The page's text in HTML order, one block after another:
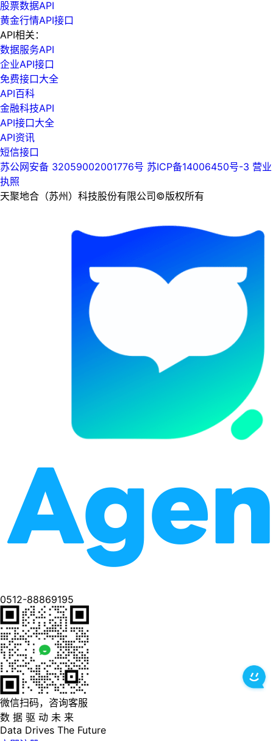
股票数据API
黄金行情API接口
API相关：
数据服务API
企业API接口
免费接口大全
API百科
金融科技API
API接口大全
API资讯
短信接口
苏公网安备 32059002001776号 苏ICP备14006450号-3 营业
执照
天聚地合（苏州）科技股份有限公司©版权所有
0512-88869195
微信扫码，咨询客服
数 据 驱 动 未 来
Data Drives The Future